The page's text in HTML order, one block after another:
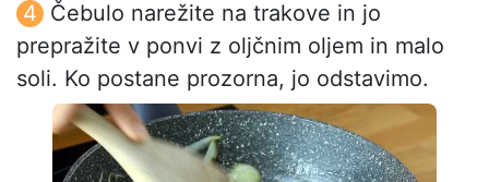
Čebulo narežite na trakove in jo
prepražite v ponvi z oljčnim oljem in malo
soli. Ko postane prozorna, jo odstavimo.